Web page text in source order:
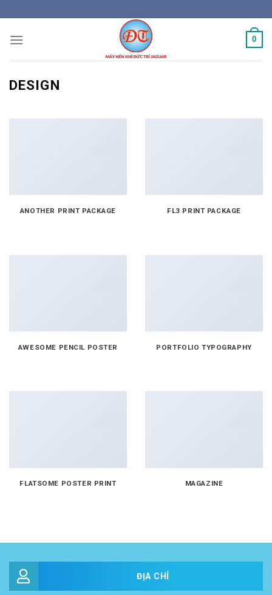
to
content
0
DESIGN
ANOTHER PRINT PACKAGE FL3 PRINT PACKAGE
AWESOME PENCIL POSTER PORTFOLIO TYPOGRAPHY
FLATSOME POSTER PRINT MAGAZINE
ĐỊA CHỈ